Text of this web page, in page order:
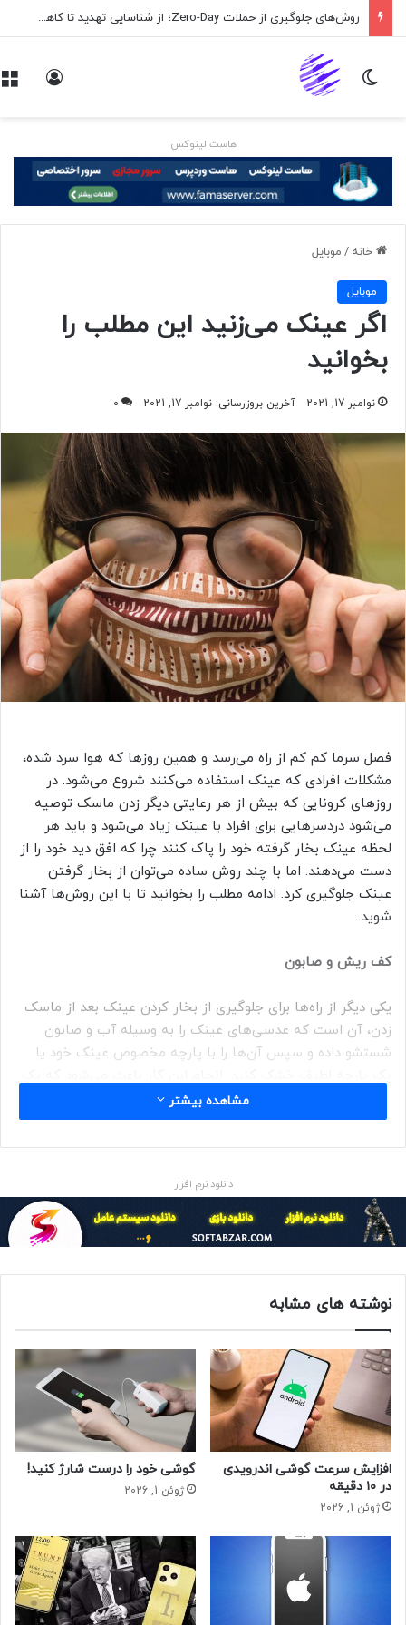
روش‌های جلوگیری از حملات Zero-Day؛ از شناسایی تهدید تا کاهش ریسک
تغییر پوسته
هاست لینوکس
خانه / موبايل
موبايل
اگر عینک می‌زنید این مطلب را
بخوانید
نوامبر 17, 2021 آخرین بروزرسانی: نوامبر 17, 2021 0
فصل سرما کم کم از راه می‌رسد و همین روزها که هوا سرد شده،
مشکلات افرادی که عینک استفاده می‌کنند شروع می‌شود. در
روزهای کرونایی که بیش از هر رعایتی دیگر زدن ماسک توصیه
می‌شود دردسرهایی برای افراد با عینک زیاد می‌شود و باید هر
لحظه عینک بخار گرفته خود را پاک کنند چرا که افق دید خود را از
دست می‌دهند. اما با چند روش ساده می‌توان از بخار گرفتن
عینک جلوگیری کرد. ادامه مطلب را بخوانید تا با این روش‌ها آشنا
شوید.
کف ریش و صابون
یکی دیگر از راه‌ها برای جلوگیری از بخار کردن عینک بعد از ماسک
زدن، آن است که عدسی‌های عینک را به وسیله آب و صابون
شستشو داده و سپس آن‌ها را با پارچه مخصوص عینک خود یا
لایه نازک از صابون روی عدسی عینک ایجاد شده و مانع از بخار
کردن آن شود. مقداری از کف ریش را روی عدسی‌های عینک خود
بریزید و پس از خشک شدن آن را با یک دستمال نرم و لطیف پاک
سفت کردن قسمت بالایی ماسک
بالایی آن خارج شود، شیشه عینک بخار نمی‌کند. برخی از
ماسک‌هایی که در داروخانه‌ها موجود هستند، در قسمت بالایی
خود (روی بینی) یک نوار شکل پذیر از جنس آلومینیوم دارند که
علاوه بر ثابت نگه داشتن ماسک به جلوگیری از خروج تنفس به
سمت بیرون کمک خواهد کرد.
مشاهده بیشتر
دانلود نرم افزار
نوشته های مشابه
افزایش سرعت گوشی اندرویدی
در ۱۰ دقیقه
ژوئن 1, 2026
گوشی خود را درست شارژ کنید!
ژوئن 1, 2026